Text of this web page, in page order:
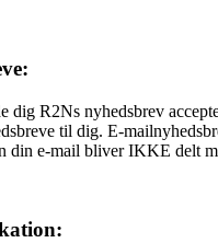
dig R2Ns nyhedsbrev
til dig. E-
din e-mail bliver IKKE delt